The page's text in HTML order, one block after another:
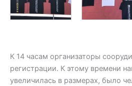
К 14 часам организаторы
регистрации. К этому времени
увеличилась в размерах, было